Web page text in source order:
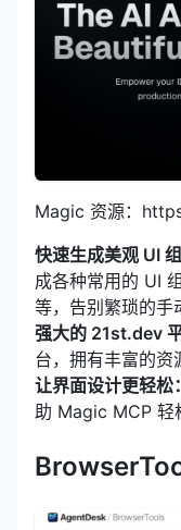
Magic 资源：
快速生成美观 UI 组
成各种常用的 UI
等，告别繁琐的手
强大的 21st.dev 平
台，拥有丰富的资
让界面设计更轻松：
助 Magic MCP 轻